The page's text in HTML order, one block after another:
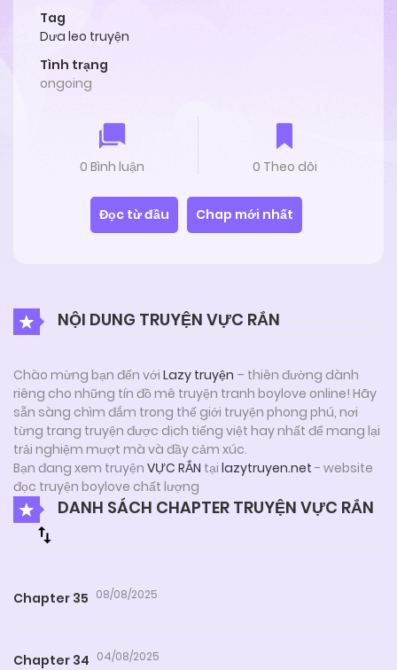
Tag
Dưa leo truyện
Tình trạng
ongoing
0 Bình luận 0 Theo dõi
Đọc từ đầu Chap mới nhất
NỘI DUNG TRUYỆN VỰC RẮN
Chào mừng bạn đến với Lazy truyện – thiên đường dành
riêng cho những tín đồ mê truyện tranh boylove online! Hãy
sẵn sàng chìm đắm trong thế giới truyện phong phú, nơi
từng trang truyện được dịch tiếng việt hay nhất để mang lại
trải nghiệm mượt mà và đầy cảm xúc.
Bạn đang xem truyện VỰC RẮN tại lazytruyen.net - website
đọc truyện boylove chất lượng
DANH SÁCH CHAPTER TRUYỆN VỰC RẮN
Chapter 35 08/08/2025
Chapter 34 04/08/2025